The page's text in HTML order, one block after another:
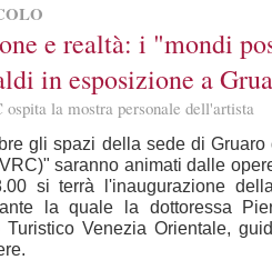
e realtà: i "mondi
in esposizione a
ospita la mostra personale dell'artista
gli spazi della sede di Gruaro
saranno animati dalle
si terrà l'inaugurazione
la quale la dottoressa
Venezia Orientale,